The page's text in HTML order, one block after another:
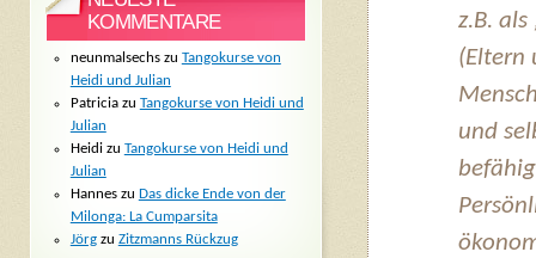
z.B. als
(Eltern
und
KOMMENTARE
neunmalsechszu Tangokurse von
Heidi und Julian
Patriciazu Tangokurse von Heidi und
Julian
Heidizu Tangokurse von Heidi und
Julian
Hanneszu Das dicke Ende von der
Milonga: La Cumparsita
Jörgzu Zitzmanns Rückzug